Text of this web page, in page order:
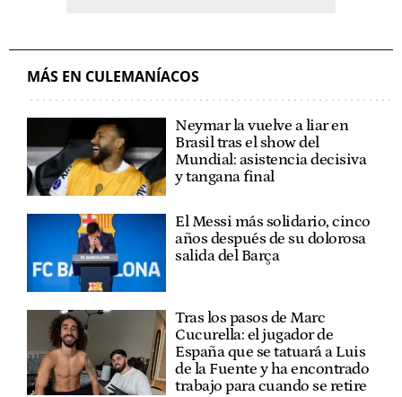
MÁS EN CULEMANÍACOS
Neymar la vuelve a liar en
Brasil tras el show del
Mundial: asistencia decisiva
y tangana final
El Messi más solidario, cinco
años después de su dolorosa
salida del Barça
Tras los pasos de Marc
Cucurella: el jugador de
España que se tatuará a Luis
de la Fuente y ha encontrado
trabajo para cuando se retire